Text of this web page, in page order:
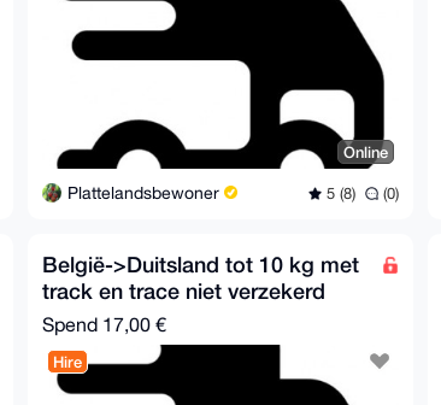
Online
Plattelandsbewoner 5 (8) (0)
België->Duitsland tot 10 kg met
track en trace niet verzekerd
Spend 17,00 €
Hire